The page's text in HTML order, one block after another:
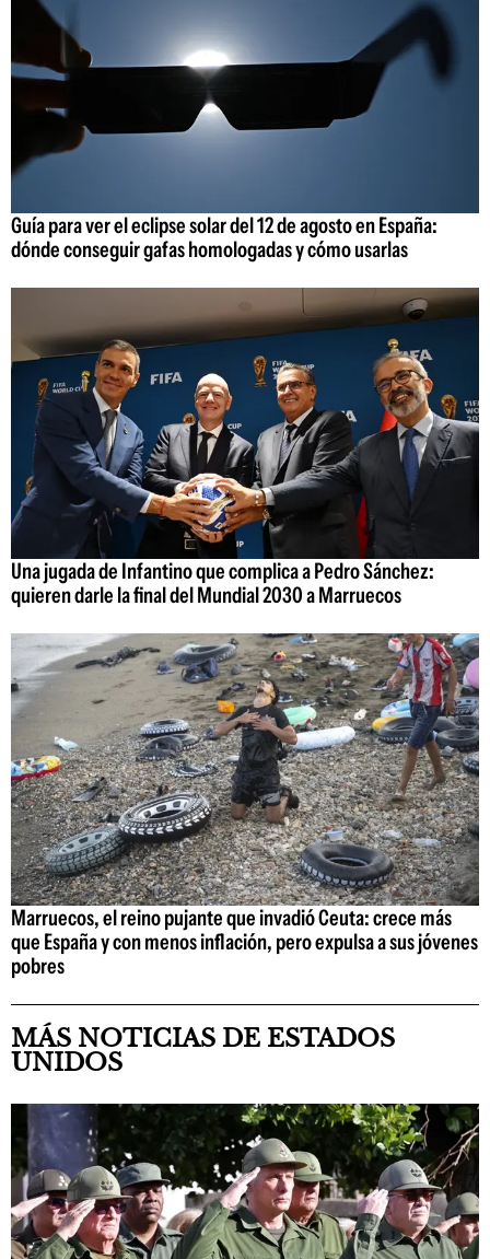
Guía para ver el eclipse solar del 12 de agosto en España:
dónde conseguir gafas homologadas y cómo usarlas
Una jugada de Infantino que complica a Pedro Sánchez:
quieren darle la final del Mundial 2030 a Marruecos
Marruecos, el reino pujante que invadió Ceuta: crece más
que España y con menos inflación, pero expulsa a sus jóvenes
pobres
MÁS NOTICIAS DE ESTADOS
UNIDOS